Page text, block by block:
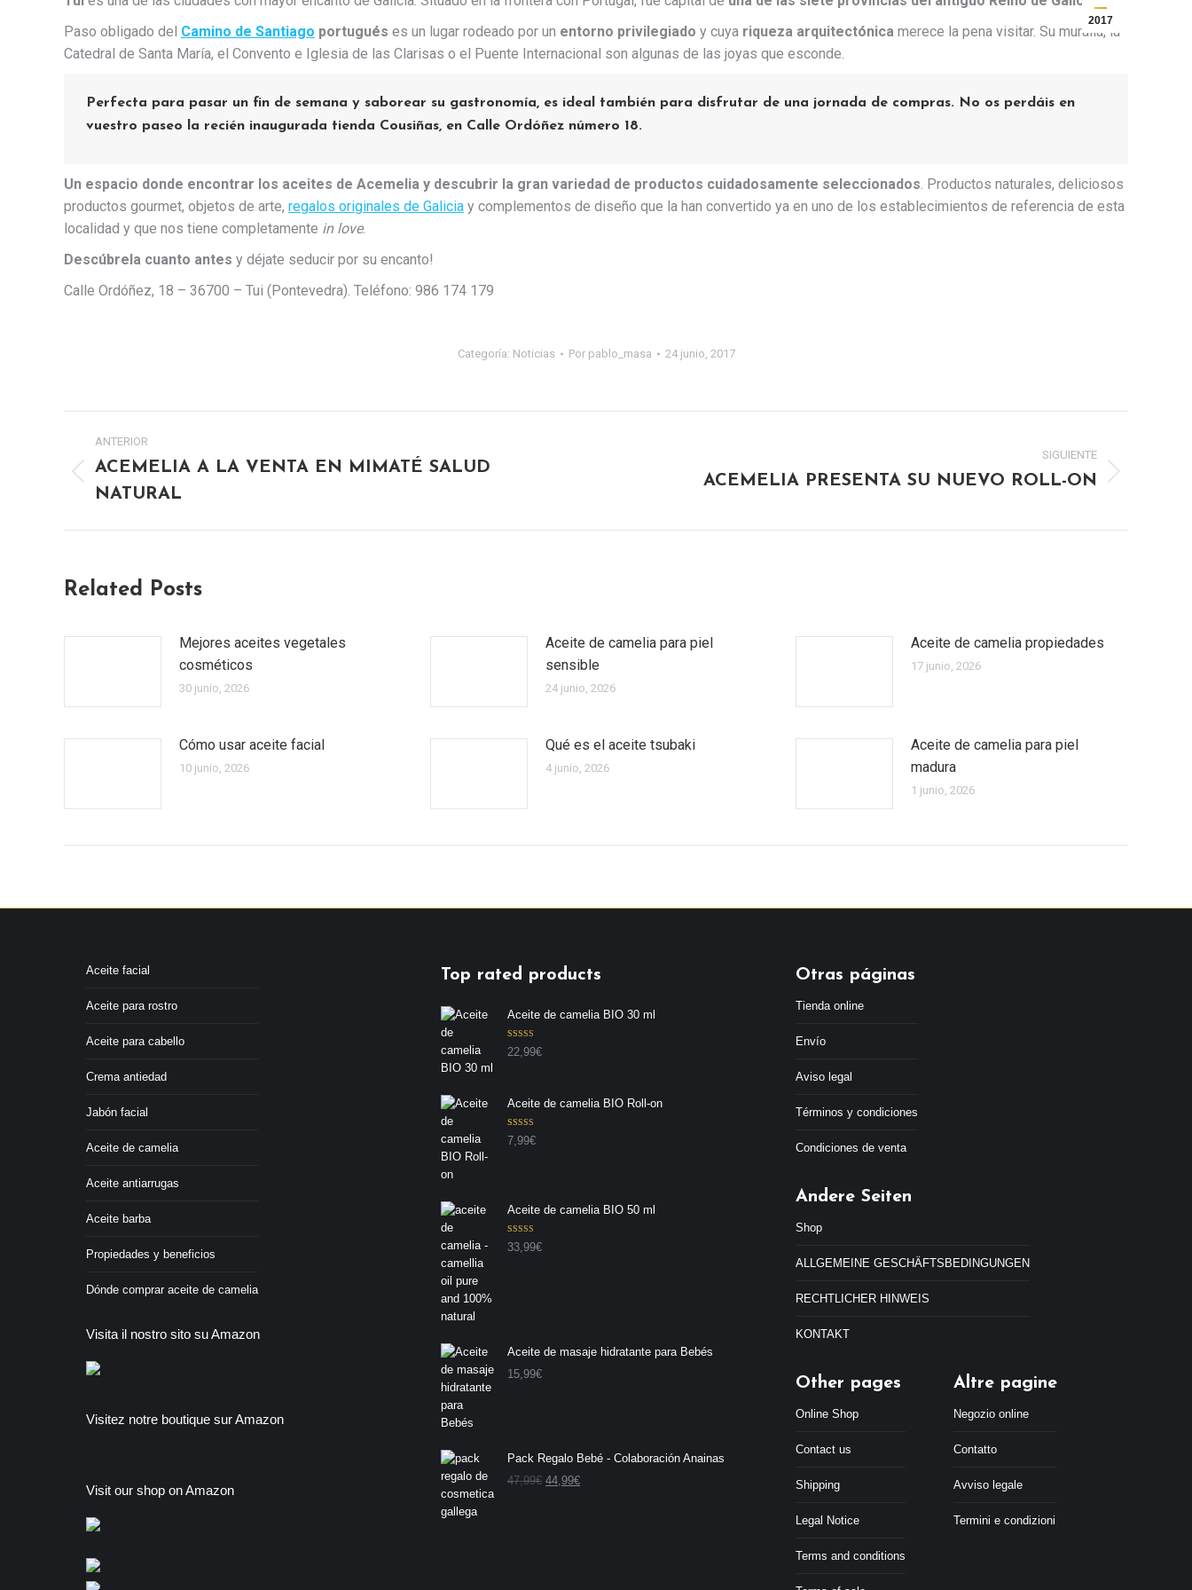
2017
Paso obligado del Camino de Santiago portugués es un lugar rodeado por un entorno privilegiado y cuya riqueza arquitectónica merece la pena visitar. Su muralla, la
Catedral de Santa María, el Convento e Iglesia de las Clarisas o el Puente Internacional son algunas de las joyas que esconde.
Perfecta para pasar un fin de semana y saborear su gastronomía, es ideal también para disfrutar de una jornada de compras. No os perdáis en
vuestro paseo la recién inaugurada tienda Cousiñas, en Calle Ordóñez número 18.
Un espacio donde encontrar los aceites de Acemelia y descubrir la gran variedad de productos cuidadosamente seleccionados. Productos naturales, deliciosos
productos gourmet, objetos de arte, regalos originales de Galicia y complementos de diseño que la han convertido ya en uno de los establecimientos de referencia de esta
localidad y que nos tiene completamente in love.
Descúbrela cuanto antes y déjate seducir por su encanto!
Calle Ordóñez, 18 – 36700 – Tui (Pontevedra). Teléfono: 986 174 179
Categoría: Noticias Por pablo_masa 24 junio, 2017
NAVEGACIÓN
ENTRE
PUBLICACIONES
ANTERIOR
anterior:
ACEMELIA A LA VENTA EN MIMATÉ SALUD
NATURAL
SIGUIENTE
ACEMELIA PRESENTA SU NUEVO ROLL-ON
Related Posts
Mejores aceites vegetales
cosméticos
30 junio, 2026
Aceite de camelia para piel
sensible
24 junio, 2026
Aceite de camelia propiedades
17 junio, 2026
Cómo usar aceite facial
10 junio, 2026
Qué es el aceite tsubaki
4 junio, 2026
Aceite de camelia para piel
madura
1 junio, 2026
Aceite facial
Aceite para rostro
Aceite para cabello
Crema antiedad
Jabón facial
Aceite de camelia
Aceite antiarrugas
Aceite barba
Propiedades y beneficios
Dónde comprar aceite de camelia
Visita il nostro sito su Amazon
Visitez notre boutique sur Amazon
Visit our shop on Amazon
Top rated products
Aceite de camelia BIO 30 ml
Valorado con
5.00de 5
22,99€
Aceite de camelia BIO Roll-on
Valorado con
5.00de 5
7,99€
Aceite de camelia BIO 50 ml
Valorado con
5.00de 5
33,99€
Aceite de masaje hidratante para Bebés
15,99€
Pack Regalo Bebé - Colaboración Anainas
47,99€ E
44,99€E
Otras páginas
Tienda online
Envío
Aviso legal
Términos y condiciones
Condiciones de venta
Andere Seiten
Shop
ALLGEMEINE GESCHÄFTSBEDINGUNGEN
RECHTLICHER HINWEIS
KONTAKT
Other pages
Online Shop
Contact us
Shipping
Legal Notice
Terms and conditions
Altre pagine
Negozio online
Contatto
Avviso legale
Termini e condizioni